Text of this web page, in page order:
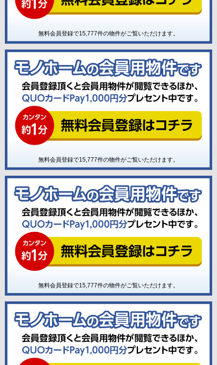
無料会員登録で15,777件の物件がご覧いただけます。
無料会員登録で15,777件の物件がご覧いただけます。
無料会員登録で15,777件の物件がご覧いただけます。